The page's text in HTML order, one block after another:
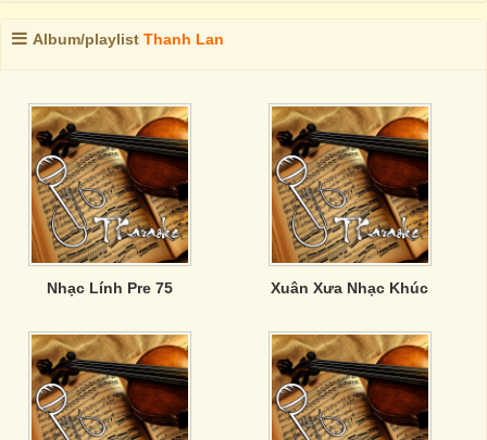
Album/playlist Thanh Lan
Nhạc Lính Pre 75 Xuân Xưa Nhạc Khúc